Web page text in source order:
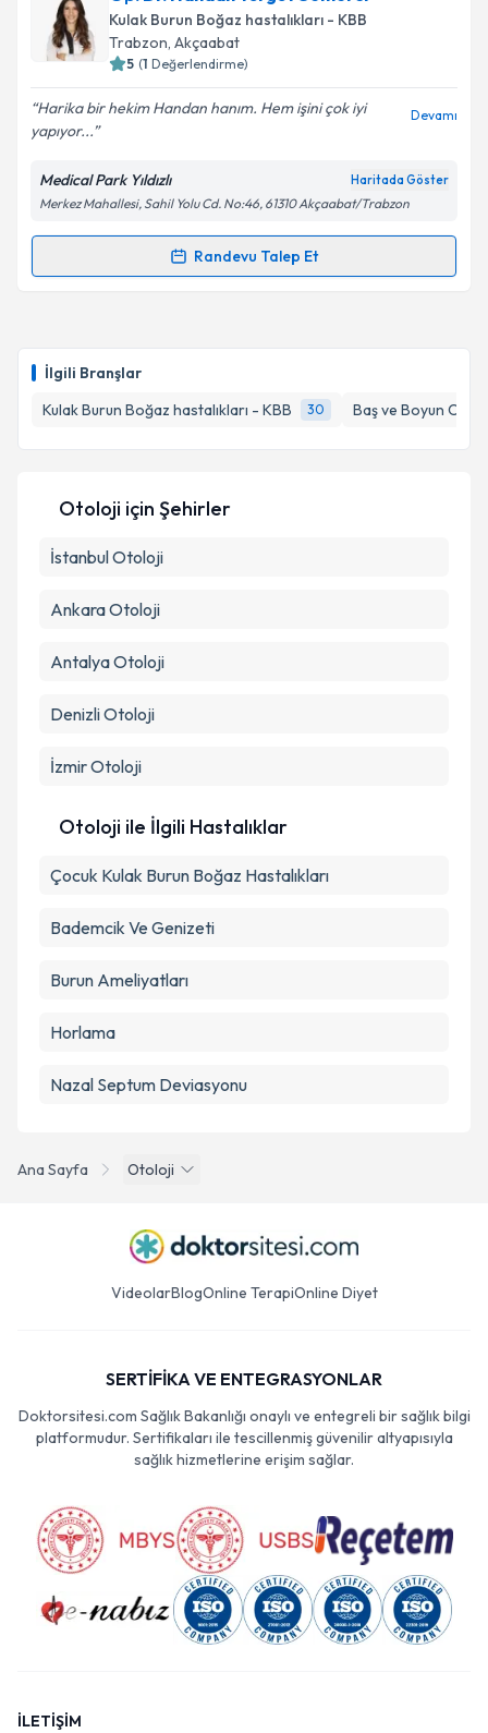
İlgili Branşlar
Kulak Burun Boğaz hastalıkları - KBB
30 Baş ve Boyun
Takvim Talebini Gönder
talebi oluşturun. Size bu uzmandan randevu almanız
için bir takvim hazırlandığında e-posta ile
bilgilendireceğiz.
E-posta Adresiniz
Kişisel verilerimin işlenmesine ilişkinAydınlatma
Metni'ni okudum ve kişisel verilerimin belirtilen
kapsamda işlenmesini kabul ediyorum.
Kulak Burun Boğaz hastalıkları - KBB
Trabzon, Akçaabat
5 (1 Değerlendirme)
Harika bir hekim Handan hanım. Hem işini çok iyi
yapıyor...
Devamı
Medical Park Yıldızlı Haritada Göster
Merkez Mahallesi, Sahil Yolu Cd. No:46, 61310 Akçaabat/Trabzon
Randevu Talep Et
Randevu Takvimi Talebi
almanız için bir takvim hazırlandığında e-posta ile
bilgilendireceğiz.
E-posta Adresiniz
Kişisel verilerimin işlenmesine ilişkin
kapsamda işlenmesini kabul ediyorum.
Ana Sayfa Otoloji
Otoloji için Şehirler
İstanbulOtoloji
AnkaraOtoloji
AntalyaOtoloji
DenizliOtoloji
İzmirOtoloji
Otoloji ile İlgili Hastalıklar
Çocuk Kulak Burun Boğaz Hastalıkları
Bademcik Ve Genizeti
Burun Ameliyatları
Horlama
Nazal Septum Deviasyonu
VideolarBlogOnline TerapiOnline Diyet
SERTİFİKA VE ENTEGRASYONLAR
Doktorsitesi.com Sağlık Bakanlığı onaylı ve entegreli bir sağlık bilgi
platformudur. Sertifikaları ile tescillenmiş güvenilir altyapısıyla
sağlık hizmetlerine erişim sağlar.
İLETİŞİM